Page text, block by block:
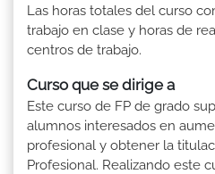
Las horas totales del curso
trabajo en clase y horas de
centros de trabajo.
Curso que se dirige a
Este curso de FP de grado
alumnos interesados en
profesional y obtener la
Profesional. Realizando este